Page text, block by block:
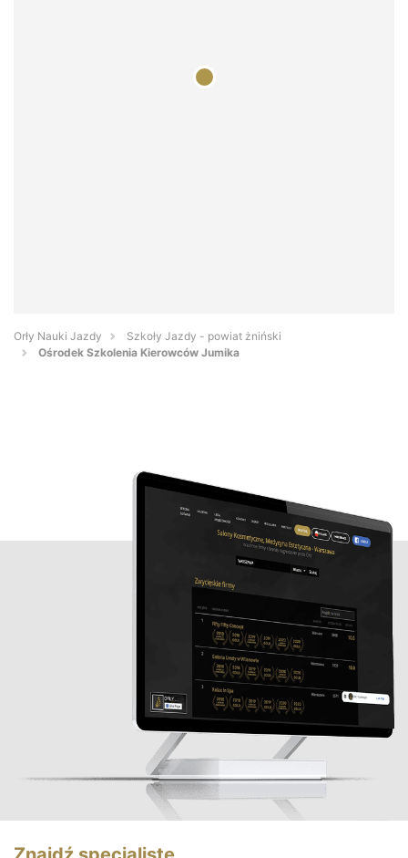
Orły Nauki Jazdy
Szkoły Jazdy - powiat żniński
Ośrodek Szkolenia Kierowców Jumika